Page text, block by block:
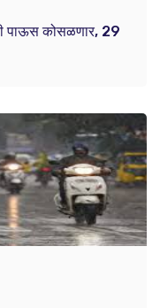
पाऊस कोसळणार, 29